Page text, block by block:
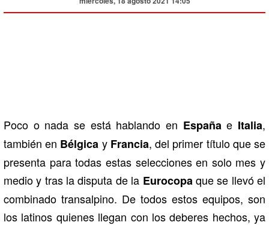
Poco o nada se está hablando en España e Italia,
también en Bélgica y Francia, del primer título que se
presenta para todas estas selecciones en solo mes y
medio y tras la disputa de la Eurocopa que se llevó el
combinado transalpino. De todos estos equipos, son
los latinos quienes llegan con los deberes hechos, ya